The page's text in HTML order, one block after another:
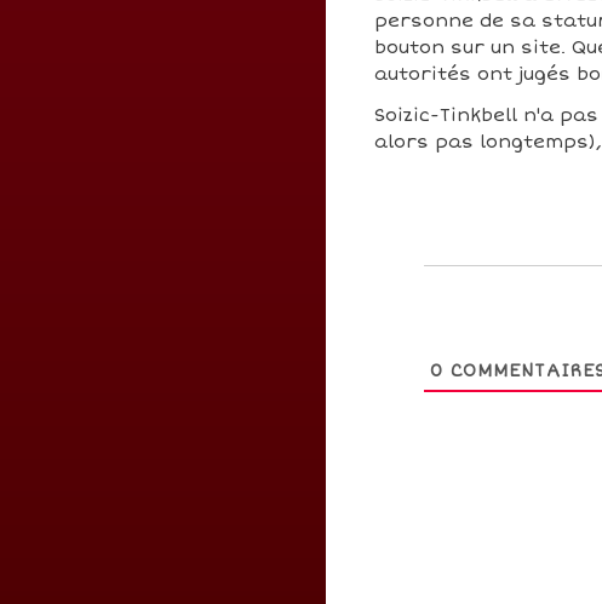
personne de sa
bouton sur un site.
autorités ont jugés
Soizic-Tinkbell n'a
alors pas
0